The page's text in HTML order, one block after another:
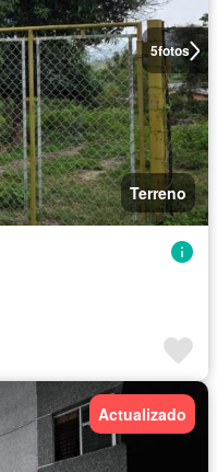
5fotos
Terreno
Actualizado